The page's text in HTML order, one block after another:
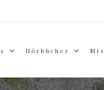
Hörbücher